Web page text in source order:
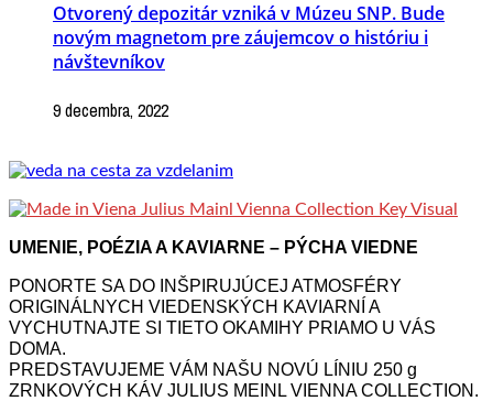
Otvorený depozitár vzniká v Múzeu SNP. Bude
novým magnetom pre záujemcov o históriu i
návštevníkov
9 decembra, 2022
UMENIE, POÉZIA A KAVIARNE – PÝCHA VIEDNE
PONORTE SA DO INŠPIRUJÚCEJ ATMOSFÉRY
ORIGINÁLNYCH VIEDENSKÝCH KAVIARNÍ A
VYCHUTNAJTE SI TIETO OKAMIHY PRIAMO U VÁS
DOMA.
PREDSTAVUJEME VÁM NAŠU NOVÚ LÍNIU 250 g
ZRNKOVÝCH KÁV JULIUS MEINL VIENNA COLLECTION.